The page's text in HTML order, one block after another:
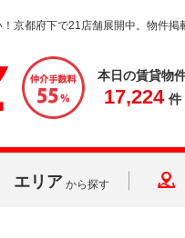
京都府下で21店舗展開中。物件掲
本日の賃貸物
17,224 件
エリア から探す